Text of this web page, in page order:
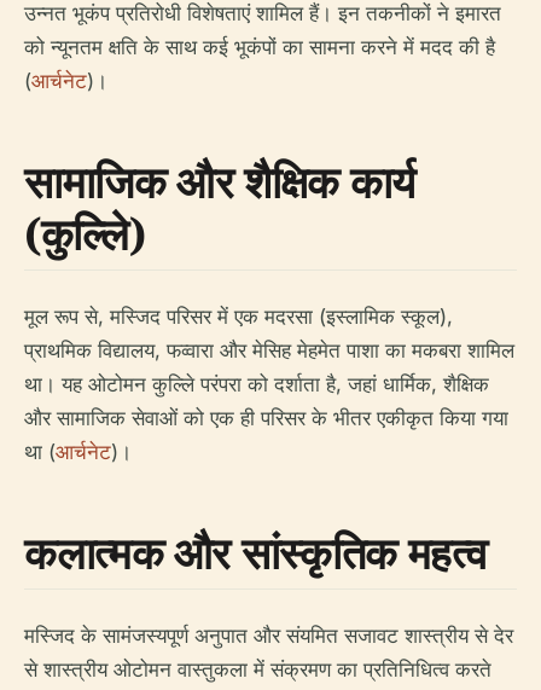
उन्नत भूकंप प्रतिरोधी विशेषताएं शामिल हैं। इन तकनीकों ने इमारत
को न्यूनतम क्षति के साथ कई भूकंपों का सामना करने में मदद की है
(आर्चनेट)।
सामाजिक और शैक्षिक कार्य
(कुल्लिे)
मूल रूप से, मस्जिद परिसर में एक मदरसा (इस्लामिक स्कूल),
प्राथमिक विद्यालय, फव्वारा और मेसिह मेहमेत पाशा का मकबरा शामिल
था। यह ओटोमन कुल्लिे परंपरा को दर्शाता है, जहां धार्मिक, शैक्षिक
और सामाजिक सेवाओं को एक ही परिसर के भीतर एकीकृत किया गया
था (आर्चनेट)।
कलात्मक और सांस्कृतिक महत्व
मस्जिद के सामंजस्यपूर्ण अनुपात और संयमित सजावट शास्त्रीय से देर
से शास्त्रीय ओटोमन वास्तुकला में संक्रमण का प्रतिनिधित्व करते